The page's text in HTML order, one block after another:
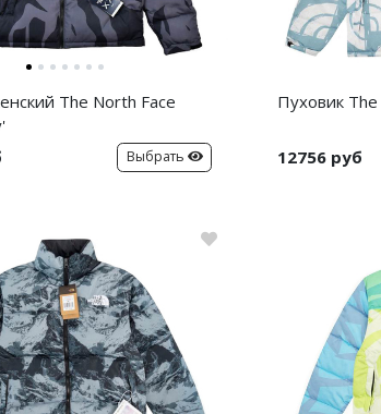
The North Face
Выбрать
Пуховик
12756 руб